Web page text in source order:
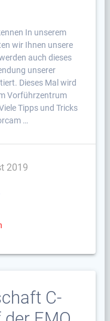
In unserem
wir Ihnen unsere
auch dieses
unserer
Dieses Mal wird
Vorführzentrum
Tipps und Tricks
…
2019
C-